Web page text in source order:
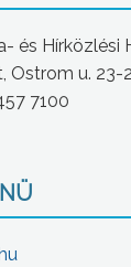
és Hírközlési
Ostrom u. 23-
7100